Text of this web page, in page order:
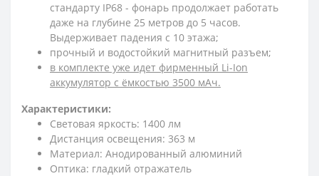
стандарту IP68 - фонарь продолжает работать
даже на глубине 25 метров до 5 часов.
Выдерживает падения с 10 этажа;
прочный и водостойкий магнитный разъем;
в комплекте уже идет фирменный Li-Ion
аккумулятор с ёмкостью 3500 мАч.
Характеристики:
Световая яркость: 1400 лм
Дистанция освещения: 363 м
Материал: Анодированный алюминий
Оптика: гладкий отражатель